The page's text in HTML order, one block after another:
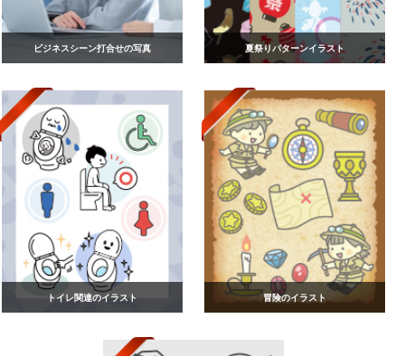
ビジネスシーン打合せの写真 夏祭りパターンイラスト
トイレ関連のイラスト 冒険のイラスト